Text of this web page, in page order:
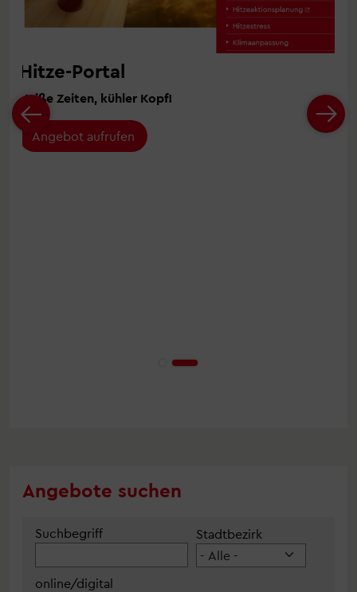
Hitze-Portal
Heiße Zeiten, kühler Kopf!
Angebot aufrufen
Angebote suchen
Suchbegriff Stadtbezirk
online/digital